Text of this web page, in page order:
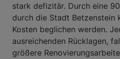
stark defizitär. Durch eine
durch die Stadt Betzenstein
Kosten beglichen werden.
ausreichenden Rücklagen,
größere